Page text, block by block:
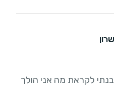
לקראת מה אני הולך